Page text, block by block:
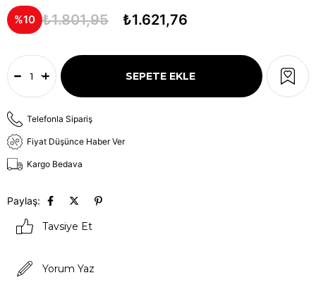
10 ₺1.801,95 ₺1.621,76
Telefonla Sipariş
Fiyat Düşünce Haber Ver
Kargo Bedava
Paylaş:
Tavsiye Et
Yorum Yaz